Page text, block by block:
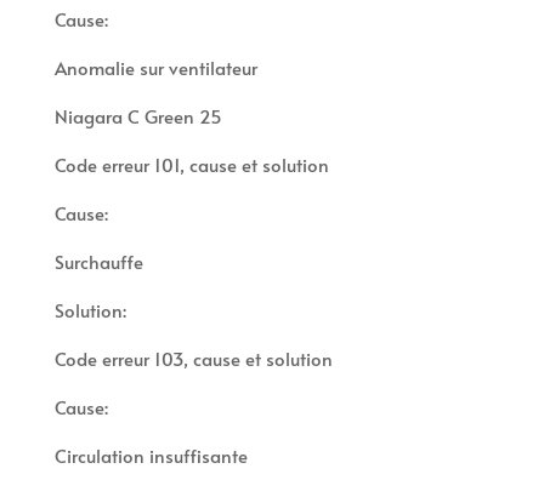
Cause:
Anomalie sur ventilateur
Niagara C Green 25
Code erreur 101, cause et solution
Cause:
Surchauffe
Solution:
Code erreur 103, cause et solution
Cause:
Circulation insuffisante